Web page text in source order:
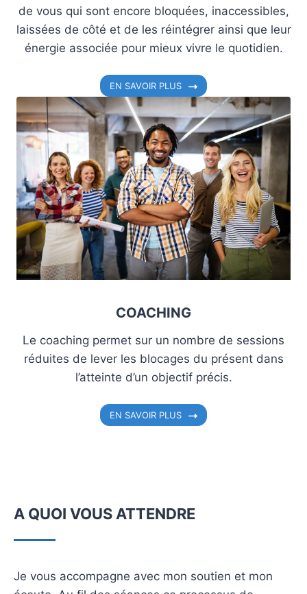
de vous qui sont encore bloquées, inaccessibles,
laissées de côté et de les réintégrer ainsi que leur
énergie associée pour mieux vivre le quotidien.
EN SAVOIR PLUS
COACHING
Le coaching permet sur un nombre de sessions
réduites de lever les blocages du présent dans
l’atteinte d’un objectif précis.
EN SAVOIR PLUS
A QUOI VOUS ATTENDRE
Je vous accompagne avec mon soutien et mon